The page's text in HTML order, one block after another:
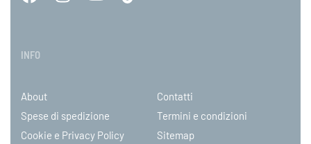
INFO
About
Contatti
Spese di spedizione
Termini e condizioni
Cookie e Privacy Policy
Sitemap